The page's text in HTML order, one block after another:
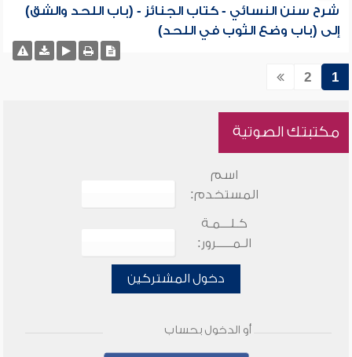
شرح سنن النسائي - كتاب الجنائز - (باب اللحد والشق)
إلى (باب وضع الثوب في اللحد)
1
2
مكتبتك الصوتية
اسم
المستخدم:
كـلـــمـة
الـمـــــرور:
دخول المشتركين
أو الدخول بحساب